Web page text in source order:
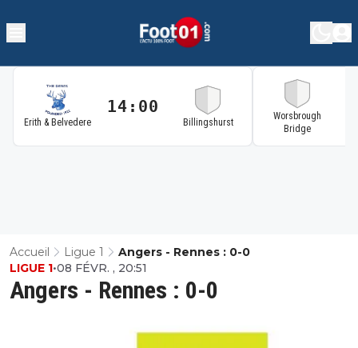
Erith & Belvedere
14:00
Billingshurst
Worsbrough
Bridge
Accueil Ligue 1 Angers - Rennes : 0-0
Angers - Rennes : 0-0
LIGUE 1•08 FÉVR. , 20:51